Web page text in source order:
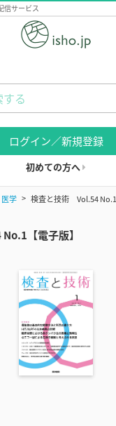
信サービス
ログイン／新規登録
初めての方へ
医学 検査と技術 Vol.54 No.1
【電子版】